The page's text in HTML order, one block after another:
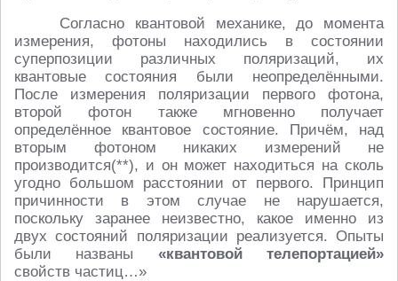
Согласно квантовой механике, до момента
измерения, фотоны находились в состоянии
суперпозиции различных поляризаций, их
квантовые состояния были неопределёнными.
После измерения поляризации первого фотона,
второй фотон также мгновенно получает
определённое квантовое состояние. Причём, над
вторым фотоном никаких измерений не
производится(**), и он может находиться на сколь
угодно большом расстоянии от первого. Принцип
причинности в этом случае не нарушается,
поскольку заранее неизвестно, какое именно из
двух состояний поляризации реализуется. Опыты
были названы «квантовой телепортацией»
свойств частиц…»